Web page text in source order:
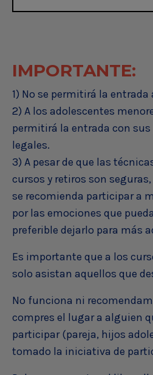
IMPORTANTE:
1) No se permitirá la entrada
2) A los adolescentes
permitirá la entrada con
legales.
3) A pesar de que las
cursos y retiros son
se recomienda participar a
por las emociones que
preferible dejarlo para más
Es importante que a los
solo asistan aquellos que
No funciona ni
compres el lugar a alguien
participar (pareja, hijos
tomado la iniciativa de